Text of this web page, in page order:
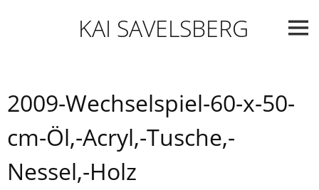
KAI SAVELSBERG
2009-Wechselspiel-60-x-50-
cm-Öl,-Acryl,-Tusche,-
Nessel,-Holz